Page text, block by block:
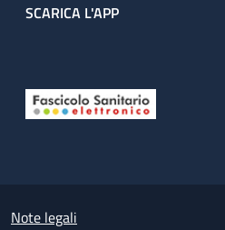
SCARICA L'APP
Small prints
Note legali